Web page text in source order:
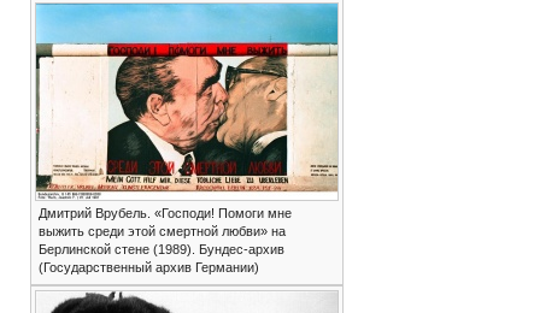
Дмитрий Врубель. «Господи! Помоги мне
выжить среди этой смертной любви» на
Берлинской стене (1989). Бундес-архив
(Государственный архив Германии)